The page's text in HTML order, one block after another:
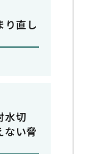
り直し
水切
ない脅